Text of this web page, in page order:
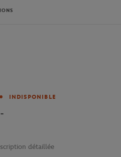
INDISPONIBLE
détaillée